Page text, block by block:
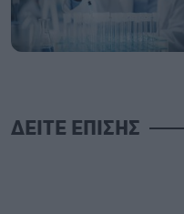
ΔΕΙΤΕ ΕΠΙΣΗΣ